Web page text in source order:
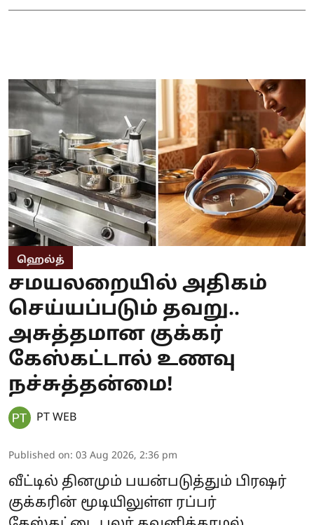
ஹெல்த்
சமயலறையில் அதிகம்
செய்யப்படும் தவறு..
அசுத்தமான குக்கர்
கேஸ்கட்டால் உணவு
நச்சுத்தன்மை!
PT WEB
Published on: 03 Aug 2026, 2:36 pm
வீட்டில் தினமும் பயன்படுத்தும் பிரஷர்
குக்கரின் மூடியிலுள்ள ரப்பர்